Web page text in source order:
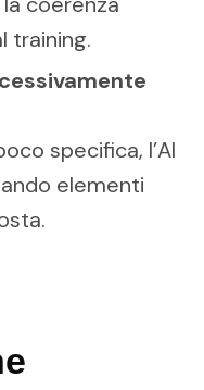
training.
specifica, l’AI
elementi